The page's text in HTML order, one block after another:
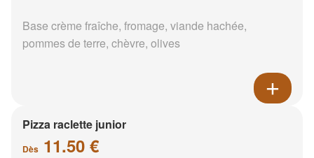
Base crème fraîche, fromage, viande hachée,
pommes de terre, chèvre, olives
Pizza raclette junior
Dès 11.50 €